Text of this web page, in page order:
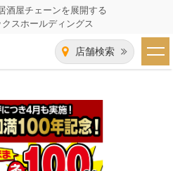
酒屋チェーンを展開する
スホールディングス
店舗検索